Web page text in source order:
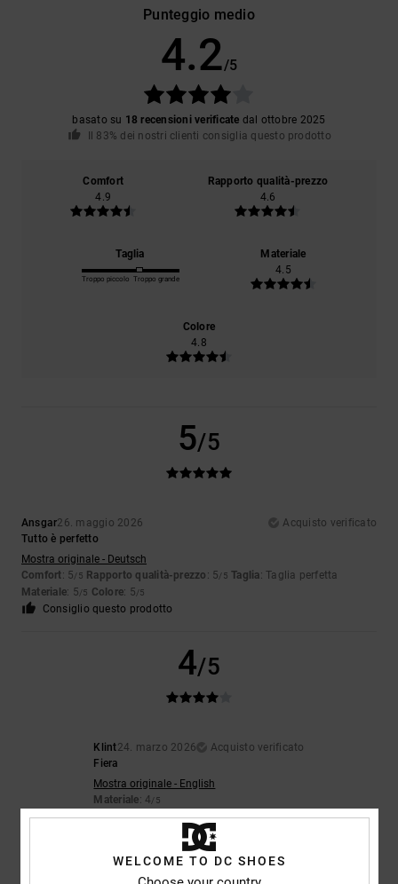
Punteggio medio
4.2/5
basato su 18 recensioni verificate dal ottobre 2025
Il 83% dei nostri clienti consiglia questo prodotto
Comfort
4.9
Rapporto qualità-prezzo
4.6
Taglia
Troppo piccolo Troppo grande
Materiale
4.5
Colore
4.8
5/5
Ansgar26. maggio 2026
Acquisto verificato
Tutto è perfetto
Mostra originale - Deutsch
Comfort: 5/5 Rapporto qualità-prezzo : 5/5 Taglia: Taglia perfetta
Materiale: 5/5 Colore: 5/5
Consiglio questo prodotto
4/5
Klint24. marzo 2026
Acquisto verificato
Fiera
Mostra originale - English
Materiale: 4/5
Consiglio questo prodotto
3/5
WELCOME TO DC SHOES